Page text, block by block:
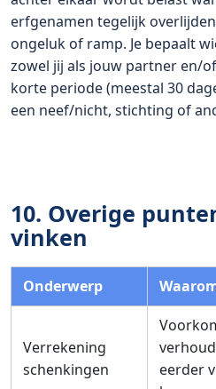
erfgenamen tegelijk
ongeluk of ramp. Je bepaalt
zowel jij als jouw partner en/
korte periode (meestal 30
een neef/nicht, stichting of
10. Overige
vinken
Onderwerp
Verrekening
schenkingen
eerder